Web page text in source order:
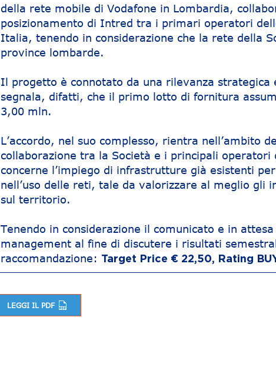
della rete mobile di Vodafone in Lombardia,
posizionamento di Intred tra i primari operatori
Italia, tenendo in considerazione che la rete della
province lombarde.
Il progetto è connotato da una rilevanza strategica
segnala, difatti, che il primo lotto di fornitura
3,00 mln.
L’accordo, nel suo complesso, rientra nell’ambito
collaborazione tra la Società e i principali
concerne l’impiego di infrastrutture già esistenti
nell’uso delle reti, tale da valorizzare al meglio gli
sul territorio.
Tenendo in considerazione il comunicato e in
management al fine di discutere i risultati
raccomandazione: Target Price € 22,50, Rating
LEGGI IL PDF